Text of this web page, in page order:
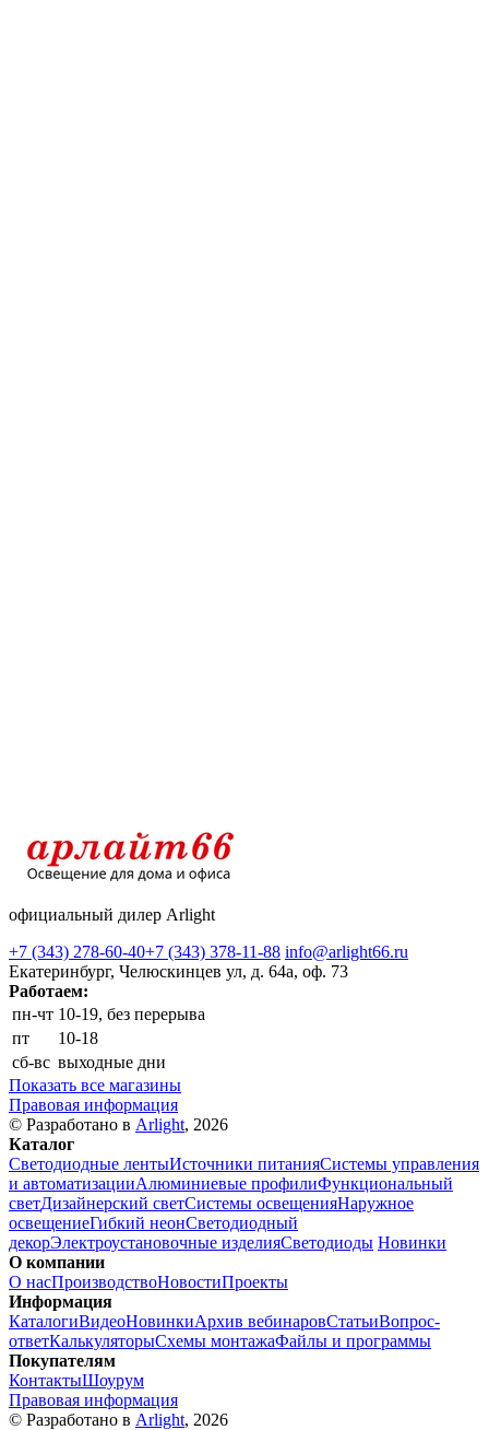
официальный дилер Arlight
+7 (343) 278-60-40+7 (343) 378-11-88 info@arlight66.ru
Екатеринбург, Челюскинцев ул, д. 64а, оф. 73
Работаем:
пн-чт 10-19, без перерыва
пт
10-18
сб-вс выходные дни
Показать все магазины
Правовая информация
© Разработано в Arlight, 2026
Каталог
Светодиодные лентыИсточники питанияСистемы управления
и автоматизацииАлюминиевые профилиФункциональный
светДизайнерский светСистемы освещенияНаружное
освещениеГибкий неонСветодиодный
декорЭлектроустановочные изделияСветодиоды Новинки
О компании
О насПроизводствоНовостиПроекты
Информация
КаталогиВидеоНовинкиАрхив вебинаровСтатьиВопрос-
ответКалькуляторыСхемы монтажаФайлы и программы
Покупателям
КонтактыШоурум
Правовая информация
© Разработано в Arlight, 2026